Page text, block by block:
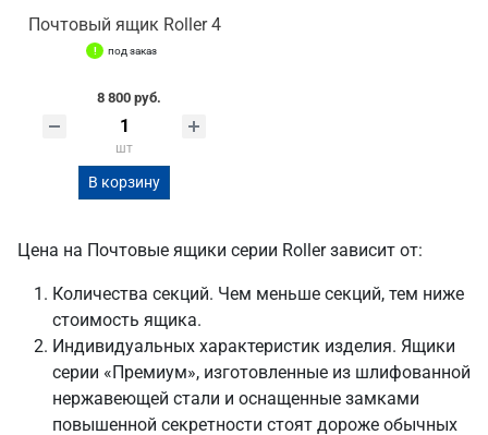
Почтовый ящик Roller 4
под заказ
8 800 руб.
шт
В корзину
Цена на Почтовые ящики серии Roller зависит от:
Количества секций. Чем меньше секций, тем ниже
стоимость ящика.
Индивидуальных характеристик изделия. Ящики
серии «Премиум», изготовленные из шлифованной
нержавеющей стали и оснащенные замками
повышенной секретности стоят дороже обычных